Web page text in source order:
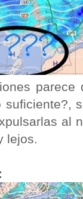
parece
al
lejos.